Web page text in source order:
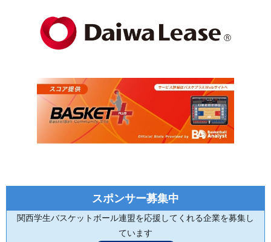
スポンサー募集中
関西学生バスケットボール連盟を応援してくれる企業を募集し
ています